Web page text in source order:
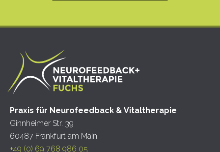
Praxis für Neurofeedback & Vitaltherapie
Ginnheimer Str. 39
60487 Frankfurt am Main
+49 (0) 69 768 986 05